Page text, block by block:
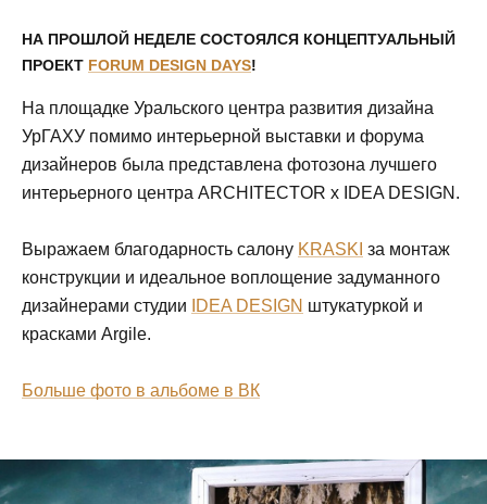
НА ПРОШЛОЙ НЕДЕЛЕ СОСТОЯЛСЯ КОНЦЕПТУАЛЬНЫЙ
ПРОЕКТ FORUM DESIGN DAYS!
На площадке Уральского центра развития дизайна
УрГАХУ помимо интерьерной выставки и форума
дизайнеров была представлена фотозона лучшего
интерьерного центра ARCHITECTOR x IDEA DESIGN.
Выражаем благодарность салону KRASKI за монтаж
конструкции и идеальное воплощение задуманного
дизайнерами студии
IDEA DESIGN штукатуркой и
красками Argile.
Больше фото в альбоме в ВК